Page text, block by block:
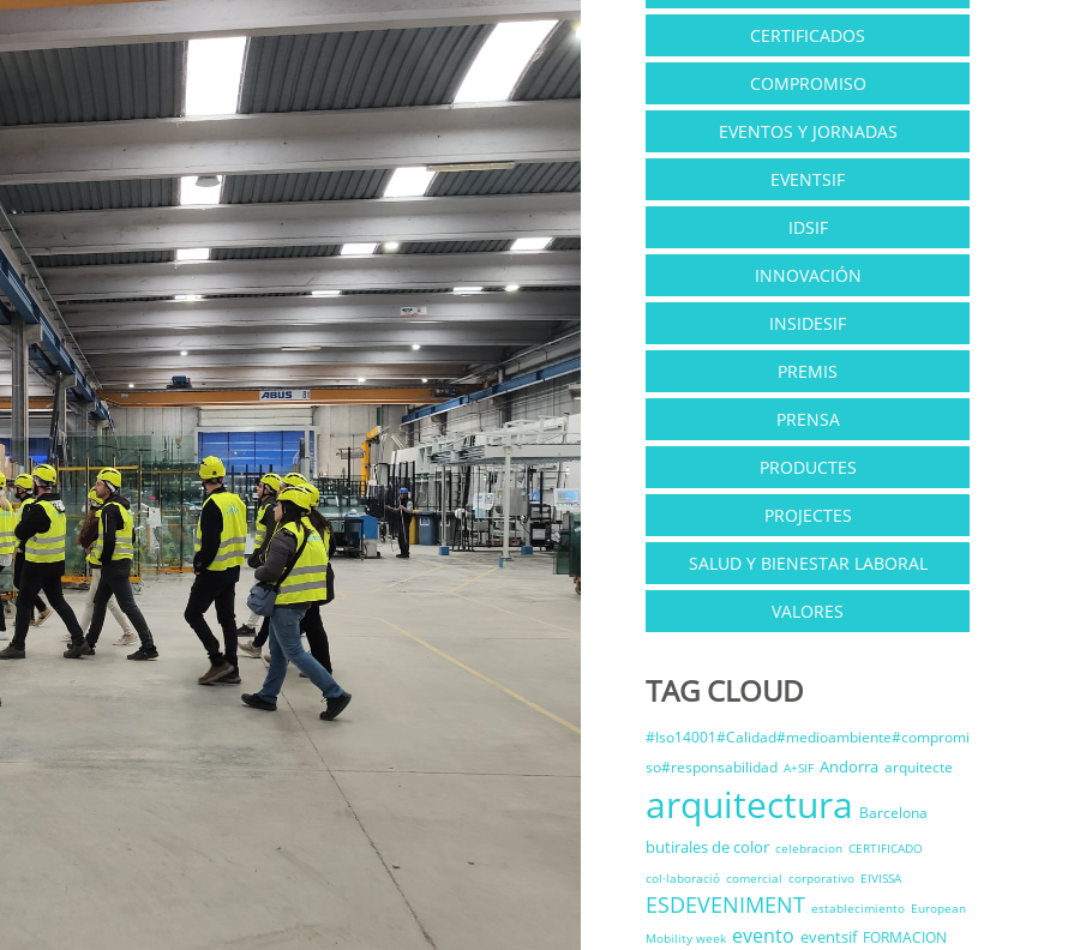
CERTIFICADOS
COMPROMISO
EVENTOS Y JORNADAS
EVENTSIF
IDSIF
INNOVACIÓN
INSIDESIF
PREMIS
PRENSA
PRODUCTES
PROJECTES
SALUD Y BIENESTAR LABORAL
VALORES
TAG CLOUD
#Iso14001#Calidad#medioambiente#compromi
so#responsabilidad A+SIF Andorra arquitecte
arquitectura Barcelona
butirales de color celebracion CERTIFICADO
col·laboració comercial corporativo EIVISSA
ESDEVENIMENT establecimiento European
Mobility week evento eventsif FORMACION